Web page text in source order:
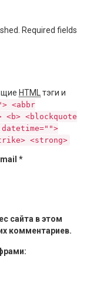
Required fields
HTML тэги и
<abbr
<blockquote
<strong>
*
сайта в этом
комментариев.